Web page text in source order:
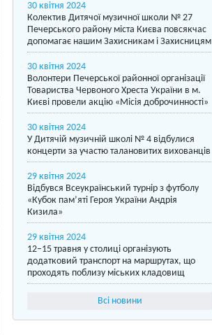
30 квітня 2024
Колектив Дитячої музичної школи № 27
Печерського району міста Києва повсякчас
допомагає нашим Захисникам і Захисницям
30 квітня 2024
Волонтери Печерської районної організації
Товариства Червоного Хреста України в м.
Києві провели акцію «Місія доброчинності»
30 квітня 2024
У Дитячій музичній школі № 4 відбулися
концерти за участю талановитих вихованців
29 квітня 2024
Відбувся Всеукраїнський турнір з футболу
«Кубок пам’яті Героя України Андрія
Кизила»
29 квітня 2024
12–15 травня у столиці організують
додатковий транспорт на маршрутах, що
проходять поблизу міських кладовищ
Всі новини